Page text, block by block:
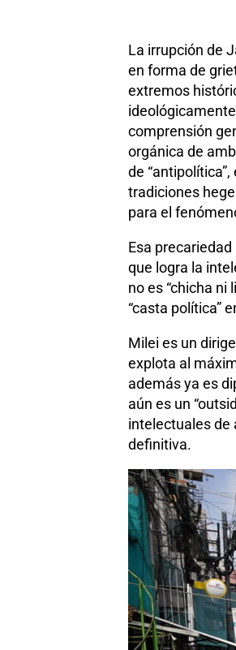
La irrupción de
en forma de
extremos
comprensión
orgánica de
de
tradiciones
para el
Esa
que logra la
no es “chicha
“casta política”
Milei es un
explota al
además ya es
aún es un
intelectuales de
definitiva.